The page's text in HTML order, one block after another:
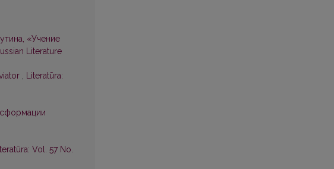
«Учение
Literature
, Literatūra:
Vol. 57 No.